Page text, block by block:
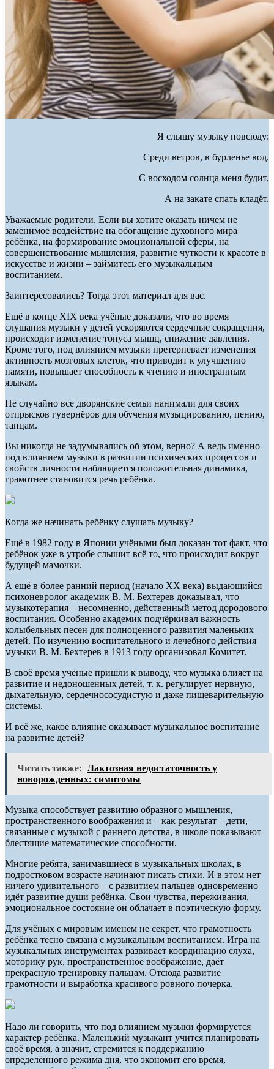
Я слышу музыку повсюду:
Среди ветров, в бурленье вод.
С восходом солнца меня будит,
А на закате спать кладёт.
Уважаемые родители. Если вы хотите оказать ничем не
заменимое воздействие на обогащение духовного мира
ребёнка, на формирование эмоциональной сферы, на
совершенствование мышления, развитие чуткости к красоте в
искусстве и жизни – займитесь его музыкальным
воспитанием.
Заинтересовались? Тогда этот материал для вас.
Ещё в конце XIX века учёные доказали, что во время
слушания музыки у детей ускоряются сердечные сокращения,
происходит изменение тонуса мышц, снижение давления.
Кроме того, под влиянием музыки претерпевает изменения
активность мозговых клеток, что приводит к улучшению
памяти, повышает способность к чтению и иностранным
языкам.
Не случайно все дворянские семьи нанимали для своих
отпрысков гувернёров для обучения музыцированию, пению,
танцам.
Вы никогда не задумывались об этом, верно? А ведь именно
под влиянием музыки в развитии психических процессов и
свойств личности наблюдается положительная динамика,
грамотнее становится речь ребёнка.
Когда же начинать ребёнку слушать музыку?
Ещё в 1982 году в Японии учёными был доказан тот факт, что
ребёнок уже в утробе слышит всё то, что происходит вокруг
будущей мамочки.
А ещё в более ранний период (начало XX века) выдающийся
психоневролог академик В. М. Бехтерев доказывал, что
музыкотерапия – несомненно, действенный метод дородового
воспитания. Особенно академик подчёркивал важность
колыбельных песен для полноценного развития маленьких
детей. По изучению воспитательного и лечебного действия
музыки В. М. Бехтерев в 1913 году организовал Комитет.
В своё время учёные пришли к выводу, что музыка влияет на
развитие и недоношенных детей, т. к. регулирует нервную,
дыхательную, сердечнососудистую и даже пищеварительную
системы.
И всё же, какое влияние оказывает музыкальное воспитание
на развитие детей?
Читать также: Лактозная недостаточность у
новорожденных: симптомы
Музыка способствует развитию образного мышления,
пространственного воображения и – как результат – дети,
связанные с музыкой с раннего детства, в школе показывают
блестящие математические способности.
Многие ребята, занимавшиеся в музыкальных школах, в
подростковом возрасте начинают писать стихи. И в этом нет
ничего удивительного – с развитием пальцев одновременно
идёт развитие души ребёнка. Свои чувства, переживания,
эмоциональное состояние он облачает в поэтическую форму.
Для учёных с мировым именем не секрет, что грамотность
ребёнка тесно связана с музыкальным воспитанием. Игра на
музыкальных инструментах развивает координацию слуха,
моторику рук, пространственное воображение, даёт
прекрасную тренировку пальцам. Отсюда развитие
грамотности и выработка красивого ровного почерка.
Надо ли говорить, что под влиянием музыки формируется
характер ребёнка. Маленький музыкант учится планировать
своё время, а значит, стремится к поддержанию
определённого режима дня, что экономит его время,